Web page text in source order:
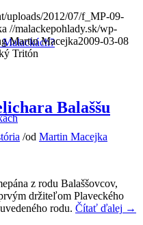
uploads/2012/07/f_MP-09-
//malackepohlady.sk/wp-
Martin Macejka2009-03-08
Tritón
Balaššu
/od Martin Macejka
z rodu Balaššovcov,
držiteľom Plaveckého
rodu. Čítať ďalej →